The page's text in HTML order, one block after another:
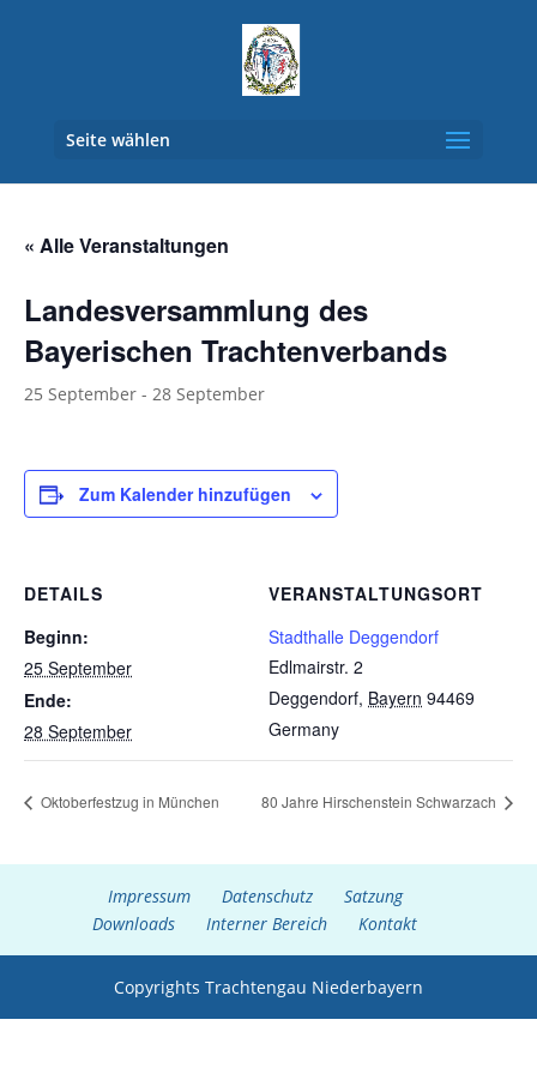
Seite wählen
« Alle Veranstaltungen
Landesversammlung des
Bayerischen Trachtenverbands
25 September - 28 September
Zum Kalender hinzufügen
DETAILS
Beginn:
25 September
Ende:
28 September
VERANSTALTUNGSORT
Stadthalle Deggendorf
Edlmairstr. 2
Deggendorf, Bayern 94469
Germany
Oktoberfestzug in München 80 Jahre Hirschenstein Schwarzach
Impressum Datenschutz
Satzung
Downloads
Interner Bereich Kontakt
Copyrights Trachtengau Niederbayern